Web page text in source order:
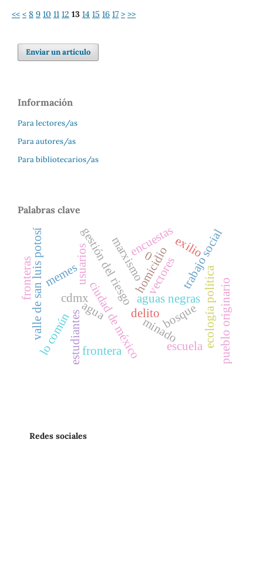
<< < 8 9 10 11 12 13 14 15 16 17 > >>
Enviar un artículo
Información
Para lectores/as
Para autores/as
Para bibliotecarios/as
Palabras clave
marxismohomicidio
gestión del riesgoaguas negras
usuarios
encuestas
memes
ciudad de méxico
cdmx
delito
valle de san luis potosí minadobosque ecología política
agua pueblo originario
trabajo social
vectores
escuela
estudiantes frontera
lo común
exilio
fronteras
0
Redes sociales